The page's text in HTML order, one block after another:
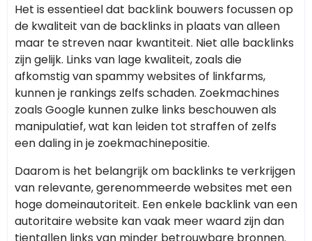
Het is essentieel dat backlink bouwers focussen op
de kwaliteit van de backlinks in plaats van alleen
maar te streven naar kwantiteit. Niet alle backlinks
zijn gelijk. Links van lage kwaliteit, zoals die
afkomstig van spammy websites of linkfarms,
kunnen je rankings zelfs schaden. Zoekmachines
zoals Google kunnen zulke links beschouwen als
manipulatief, wat kan leiden tot straffen of zelfs
een daling in je zoekmachinepositie.
Daarom is het belangrijk om backlinks te verkrijgen
van relevante, gerenommeerde websites met een
hoge domeinautoriteit. Een enkele backlink van een
autoritaire website kan vaak meer waard zijn dan
tientallen links van minder betrouwbare bronnen.